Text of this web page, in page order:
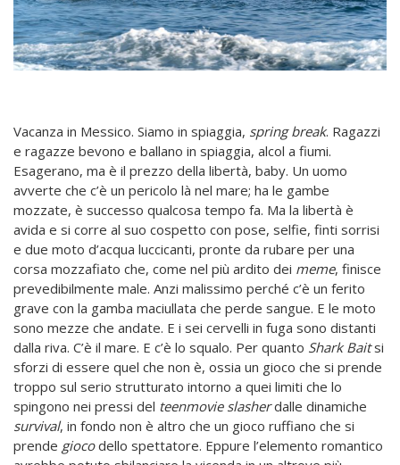
Vacanza in Messico. Siamo in spiaggia, spring break. Ragazzi
e ragazze bevono e ballano in spiaggia, alcol a fiumi.
Esagerano, ma è il prezzo della libertà, baby. Un uomo
avverte che c’è un pericolo là nel mare; ha le gambe
mozzate, è successo qualcosa tempo fa. Ma la libertà è
avida e si corre al suo cospetto con pose, selfie, finti sorrisi
e due moto d’acqua luccicanti, pronte da rubare per una
corsa mozzafiato che, come nel più ardito dei meme, finisce
prevedibilmente male. Anzi malissimo perché c’è un ferito
grave con la gamba maciullata che perde sangue. E le moto
sono mezze che andate. E i sei cervelli in fuga sono distanti
dalla riva. C’è il mare. E c’è lo squalo. Per quanto Shark Baitsi
sforzi di essere quel che non è, ossia un gioco che si prende
troppo sul serio strutturato intorno a quei limiti che lo
spingono nei pressi del teenmovie slasherdalle dinamiche
survival, in fondo non è altro che un gioco ruffiano che si
prende giocodello spettatore. Eppure l’elemento romantico